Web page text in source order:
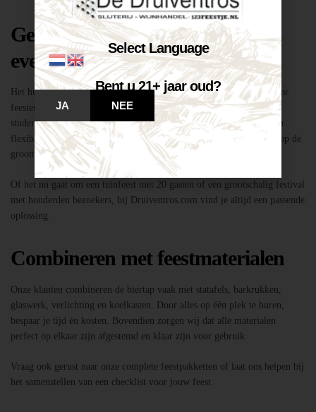
Geschikt voor elk type feest of
evenement
Het huren van een biertap in locatie Breda is niet alleen geschikt voor
feesten thuis, maar ook voor bedrijfsevenementen, buurtfeesten,
studentenfeestjes en verenigingsactiviteiten. Dankzij de mobiliteit en
flexibiliteit van onze tapinstallaties kunnen we moeiteloos inspelen op de
grootte en aard van elk evenement.
Of het nu gaat om een tuinfeest met 20 gasten of een grootschalig festival
met honderden bezoekers, bij Druiventros.com vind je altijd een passende
oplossing.
Combineren met feestmaterialen
Onze klanten combineren de biertap vaak met statafels, barkrukken,
glaswerk, verlichting en koelkasten. Door alles op één plek te huren,
bespaar je tijd én kosten. Bovendien zorgen wij dat alle materialen
perfect op elkaar zijn afgestemd en klaar zijn voor gebruik.
Vraag ook gerust naar onze complete feestpakketten of laat ons helpen bij
het samenstellen van een checklist voor jouw feest.
Select Language
Bent u 21+ jaar oud?
JA NEE